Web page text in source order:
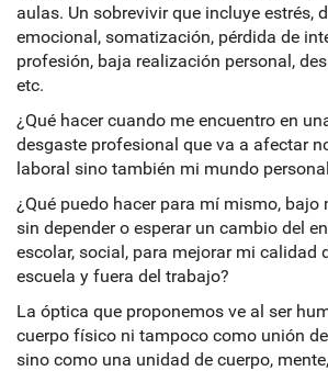
aulas. Un sobrevivir que incluye estrés,
emocional, somatización, pérdida de
profesión, baja realización personal,
etc.
¿Qué hacer cuando me encuentro en
desgaste profesional que va a afectar
laboral sino también mi mundo
¿Qué puedo hacer para mí mismo, bajo
sin depender o esperar un cambio del
escolar, social, para mejorar mi calidad
escuela y fuera del trabajo?
La óptica que proponemos ve al ser
cuerpo físico ni tampoco como unión
sino como una unidad de cuerpo,